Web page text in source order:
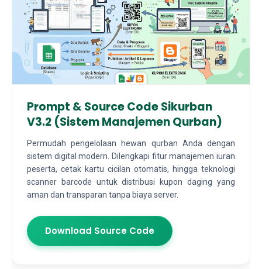
Prompt & Source Code Sikurban
V3.2 (Sistem Manajemen Qurban)
Permudah pengelolaan hewan qurban Anda dengan
sistem digital modern. Dilengkapi fitur manajemen iuran
peserta, cetak kartu cicilan otomatis, hingga teknologi
scanner barcode untuk distribusi kupon daging yang
aman dan transparan tanpa biaya server.
Download Source Code